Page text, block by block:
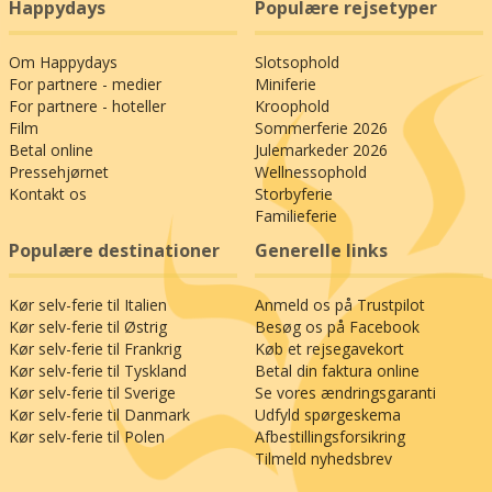
andre ord masser af mulighed for at kombinere
spændende indblik i et område, som er omgivet
af myter og historier med rødder i vores gamle
Happydays
Om Happydays
For partnere - medier
For partnere - hoteller
Film
Betal online
Pressehjørnet
Kontakt os
Populære rejsetyper
Slotsophold
Miniferie
Kroophold
Sommerferie 2026
Julemarkeder 2026
Wellnessophold
Storbyferie
Familieferie
Populære destinationer
Kør selv-ferie til Italien
Kør selv-ferie til Østrig
Kør selv-ferie til Frankrig
Kør selv-ferie til Tyskland
Kør selv-ferie til Sverige
Kør selv-ferie til Danmark
Kør selv-ferie til Polen
Generelle links
Anmeld os på Trustpilot
Besøg os på Facebook
Køb et rejsegavekort
Betal din faktura online
Se vores ændringsgaranti
Udfyld spørgeskema
Afbestillingsforsikring
Tilmeld nyhedsbrev